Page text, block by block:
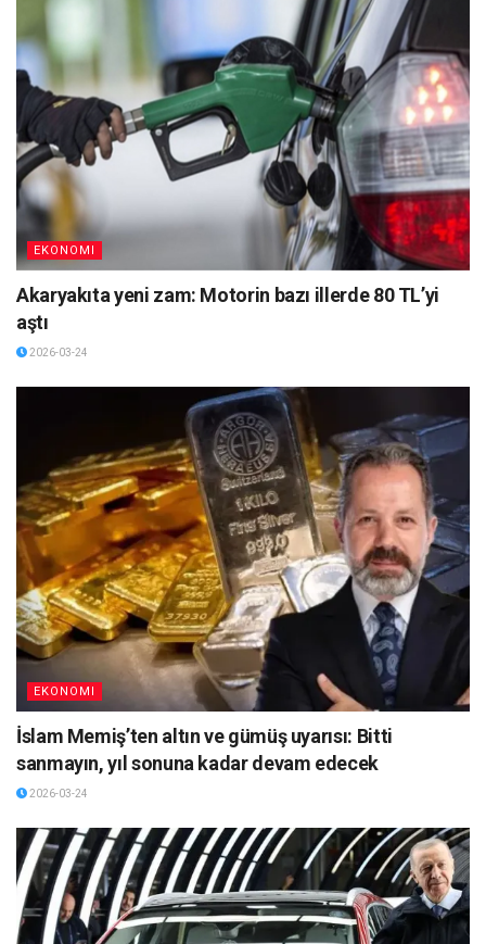
EKONOMI
Akaryakıta yeni zam: Motorin bazı illerde 80 TL’yi
aştı
2026-03-24
EKONOMI
İslam Memiş’ten altın ve gümüş uyarısı: Bitti
sanmayın, yıl sonuna kadar devam edecek
2026-03-24